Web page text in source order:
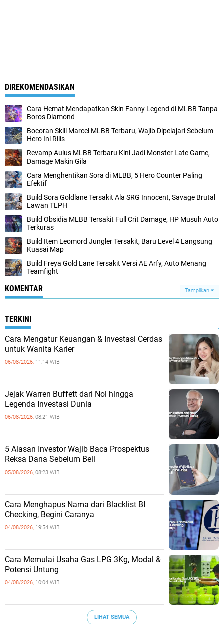
DIREKOMENDASIKAN
Cara Hemat Mendapatkan Skin Fanny Legend di MLBB Tanpa
Boros Diamond
Bocoran Skill Marcel MLBB Terbaru, Wajib Dipelajari Sebelum
Hero Ini Rilis
Revamp Aulus MLBB Terbaru Kini Jadi Monster Late Game,
Damage Makin Gila
Cara Menghentikan Sora di MLBB, 5 Hero Counter Paling
Efektif
Build Sora Goldlane Tersakit Ala SRG Innocent, Savage Brutal
Lawan TLPH
Build Obsidia MLBB Tersakit Full Crit Damage, HP Musuh Auto
Terkuras
Build Item Leomord Jungler Tersakit, Baru Level 4 Langsung
Kuasai Map
Build Freya Gold Lane Tersakit Versi AE Arfy, Auto Menang
Teamfight
KOMENTAR Tampilkan
TERKINI
Cara Mengatur Keuangan & Investasi Cerdas
untuk Wanita Karier
06/08/2026, 11:14 WIB
Jejak Warren Buffett dari Nol hingga
Legenda Investasi Dunia
06/08/2026, 08:21 WIB
5 Alasan Investor Wajib Baca Prospektus
Reksa Dana Sebelum Beli
05/08/2026, 08:23 WIB
Cara Menghapus Nama dari Blacklist BI
Checking, Begini Caranya
04/08/2026, 19:54 WIB
Cara Memulai Usaha Gas LPG 3Kg, Modal &
Potensi Untung
04/08/2026, 10:04 WIB
LIHAT SEMUA